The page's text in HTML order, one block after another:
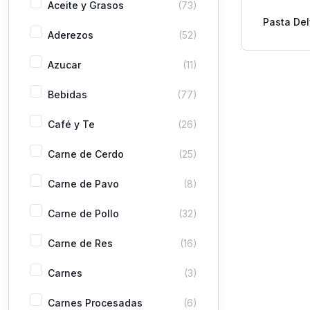
Aceite y Grasos (73)
Aderezos (52)
Azucar (11)
Bebidas (77)
Café y Te (26)
Carne de Cerdo (25)
Carne de Pavo (8)
Carne de Pollo (32)
Carne de Res (16)
Carnes (3)
Carnes Procesadas (6)
Pasta